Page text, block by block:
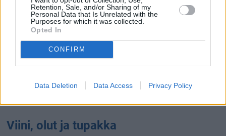
Retention, Sale, and/or Sharing of my
Personal Data that Is Unrelated with the
Purposes for which it was collected.
Opted In
CONFIRM
Data Deletion Data Access Privacy Policy
Aikuisten tavalliset
merkkifarkut
Naisten kevyt mekko
Merkkilenkkarit 75 euroa
Viini, olut ja tupakka